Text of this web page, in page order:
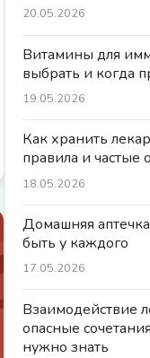
20.05.2026
Витамины для
выбрать и когда
19.05.2026
Как хранить
правила и частые
18.05.2026
Домашняя
быть у каждого
17.05.2026
Взаимодействие
опасные
нужно знать